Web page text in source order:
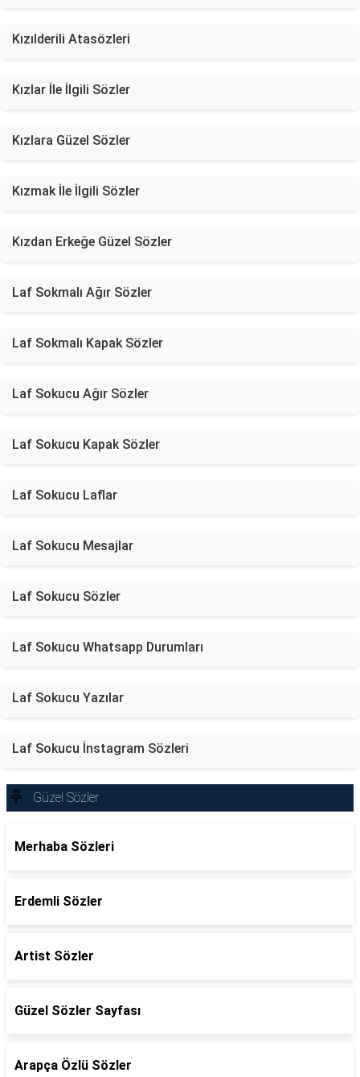
Kızılderili Atasözleri
Kızlar İle İlgili Sözler
Kızlara Güzel Sözler
Kızmak İle İlgili Sözler
Kızdan Erkeğe Güzel Sözler
Laf Sokmalı Ağır Sözler
Laf Sokmalı Kapak Sözler
Laf Sokucu Ağır Sözler
Laf Sokucu Kapak Sözler
Laf Sokucu Laflar
Laf Sokucu Mesajlar
Laf Sokucu Sözler
Laf Sokucu Whatsapp Durumları
Laf Sokucu Yazılar
Laf Sokucu İnstagram Sözleri
Güzel Sözler
Merhaba Sözleri
Erdemli Sözler
Artist Sözler
Güzel Sözler Sayfası
Arapça Özlü Sözler